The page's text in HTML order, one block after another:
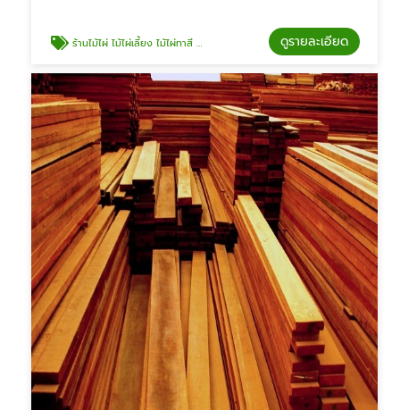
ร้านไม้ไผ่ ไม้ไผ่เลี้ยง ไม้ไผ่ทาสี รามอินทรา กม.8 ดูรายละเอียด